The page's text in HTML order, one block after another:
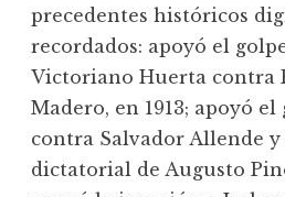
precedentes históricos
recordados: apoyó el
Victoriano Huerta contra
Madero, en 1913; apoyó el
contra Salvador Allende
dictatorial de Augusto